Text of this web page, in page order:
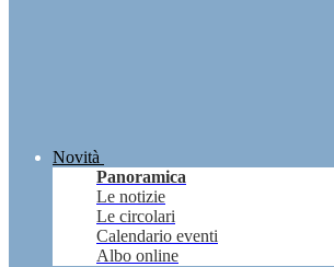
Novità
Panoramica
Le notizie
Le circolari
Calendario eventi
Albo online